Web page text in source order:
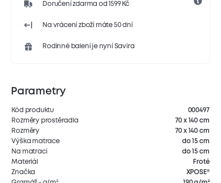
Doručení zdarma od 1599 Kč
Na vrácení zboží máte 50 dní
Rodinné balení je nyní Savira
Parametry
Kód produktu
000497
Rozměry prostěradla
70 x 140 cm
Rozměry
70 x 140 cm
Výška matrace
do 15 cm
Na matraci
do 15 cm
Materiál
Froté
Značka
XPOSE®